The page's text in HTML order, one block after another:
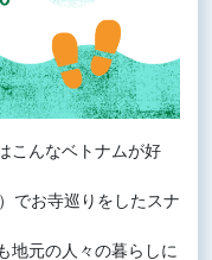
こんなベトナムが好
でお寺巡りをしたスナ
地元の人々の暮らしに